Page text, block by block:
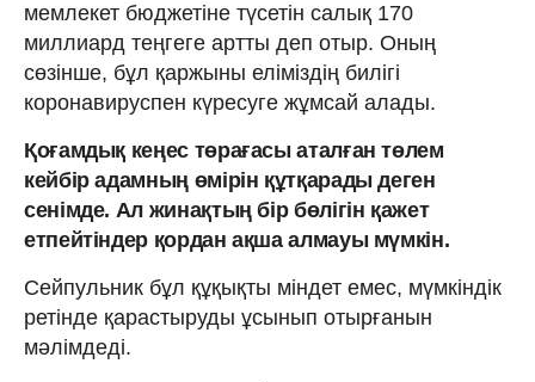
мемлекет бюджетіне түсетін салық 170
миллиард теңгеге артты деп отыр. Оның
сөзінше, бұл қаржыны еліміздің билігі
коронавируспен күресуге жұмсай алады.
Қоғамдық кеңес төрағасы аталған төлем
кейбір адамның өмірін құтқарады деген
сенімде. Ал жинақтың бір бөлігін қажет
етпейтіндер қордан ақша алмауы мүмкін.
Сейпульник бұл құқықты міндет емес, мүмкіндік
ретінде қарастыруды ұсынып отырғанын
мәлімдеді.